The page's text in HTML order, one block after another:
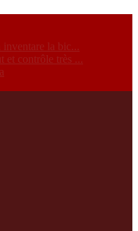
la bic...
contrôle très ...